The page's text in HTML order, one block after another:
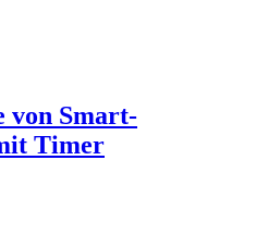
von Smart-
Timer